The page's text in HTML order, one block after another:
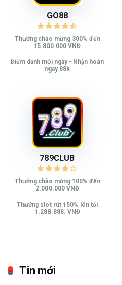
GO88
Thưởng chào mừng 300% đến
15.800.000 VNĐ
Điểm danh mỗi ngày - Nhận hoàn
ngay 88k
789CLUB
Thưởng chào mừng 100% đến
2.000.000 VNĐ
Thưởng slot rút 150% lên tới
1.288.888. VNĐ
Tin mới